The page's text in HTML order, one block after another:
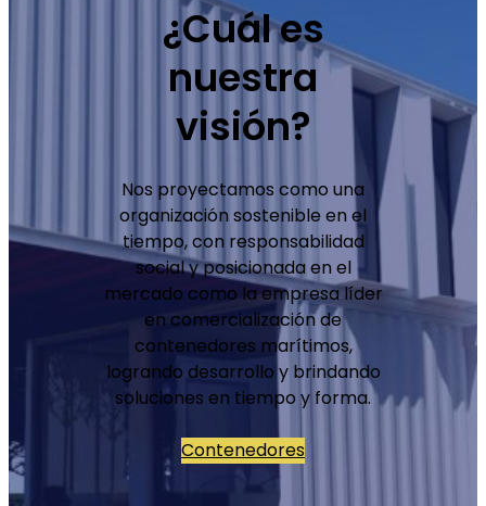
¿Cuál es
nuestra
visión?
Nos proyectamos como una
organización sostenible en el
tiempo, con responsabilidad
social y posicionada en el
mercado como la empresa líder
en comercialización de
contenedores marítimos,
logrando desarrollo y brindando
soluciones en tiempo y forma.
Contenedores